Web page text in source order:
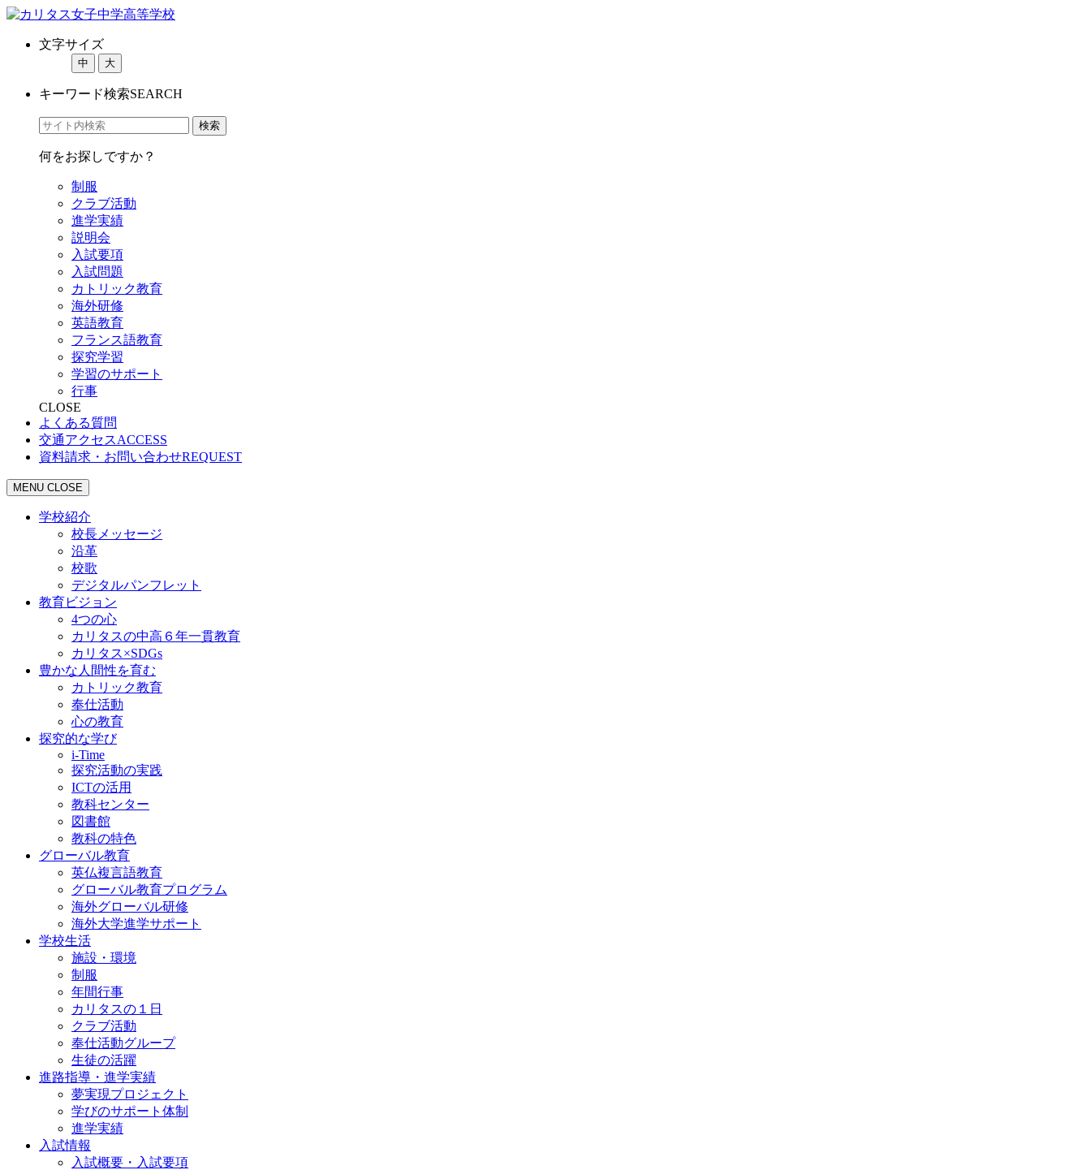
文字サイズ
中 大
キーワード検索SEARCH
何をお探しですか？
制服
クラブ活動
進学実績
説明会
入試要項
入試問題
カトリック教育
海外研修
英語教育
フランス語教育
探究学習
学習のサポート
行事
CLOSE
よくある質問
交通アクセスACCESS
資料請求・お問い合わせREQUEST
MENU CLOSE
学校紹介
校長メッセージ
沿革
校歌
デジタルパンフレット
教育ビジョン
4つの心
カリタスの中高６年一貫教育
カリタス×SDGs
豊かな人間性を育む
カトリック教育
奉仕活動
心の教育
探究的な学び
i-Time
探究活動の実践
ICTの活用
教科センター
図書館
教科の特色
グローバル教育
英仏複言語教育
グローバル教育プログラム
海外グローバル研修
海外大学進学サポート
学校生活
施設・環境
制服
年間行事
カリタスの１日
クラブ活動
奉仕活動グループ
生徒の活躍
進路指導・進学実績
夢実現プロジェクト
学びのサポート体制
進学実績
入試情報
入試概要・入試要項